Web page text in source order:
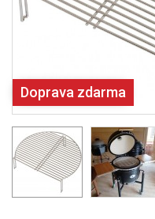
Doprava zdarma